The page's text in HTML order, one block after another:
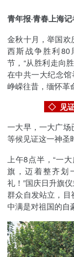
青年报·青春上海
金秋十月，举国
西斯战争胜利
节，“从胜利走向
在中共一大纪念馆
峥嵘往昔，缅怀革
◇ 见证
一大早，一大广场
等候见证这一神圣
上午8点半，“一
旗，迈着整齐
礼！”国庆日升旗
群众自发站立，
中满是对祖国的自